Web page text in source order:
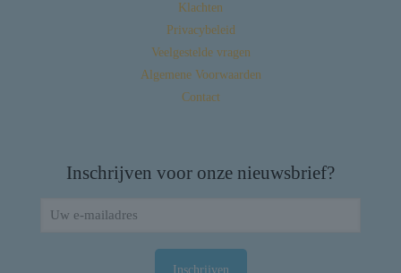
Klachten
Privacybeleid
Veelgestelde vragen
Algemene Voorwaarden
Contact
Inschrijven voor onze nieuwsbrief?